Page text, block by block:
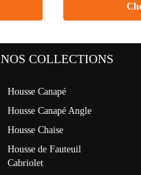
NOS COLLECTIONS
Housse Canapé
Housse Canapé Angle
Housse Chaise
Housse de Fauteuil
Cabriolet